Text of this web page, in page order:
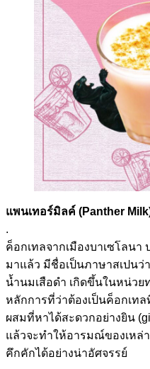
แพนเทอร์มิลค์ (Panther
.
ค็อกเทลจากเมืองบาเซโลนา
มาแล้ว มีชื่อเป็นภาษาสเปนว่
น้ำนมเสือดำ เกิดขึ้นในหน่วย
หลักการที่ว่าต้องเป็นค็อกเท
ผสมที่หาได้สะดวกอย่างยิน
แล้วจะทำให้อารมณ์ของเหล่
คึกคักได้อย่างน่าอัศจรรย์